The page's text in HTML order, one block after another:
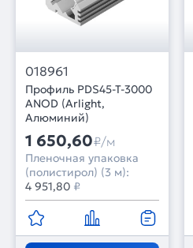
018961
Профиль PDS45-T-3000
ANOD (Arlight,
Алюминий)
1 650,60₽/м
Пленочная упаковка
(полистирол) (3 м):
4 951,80 ₽